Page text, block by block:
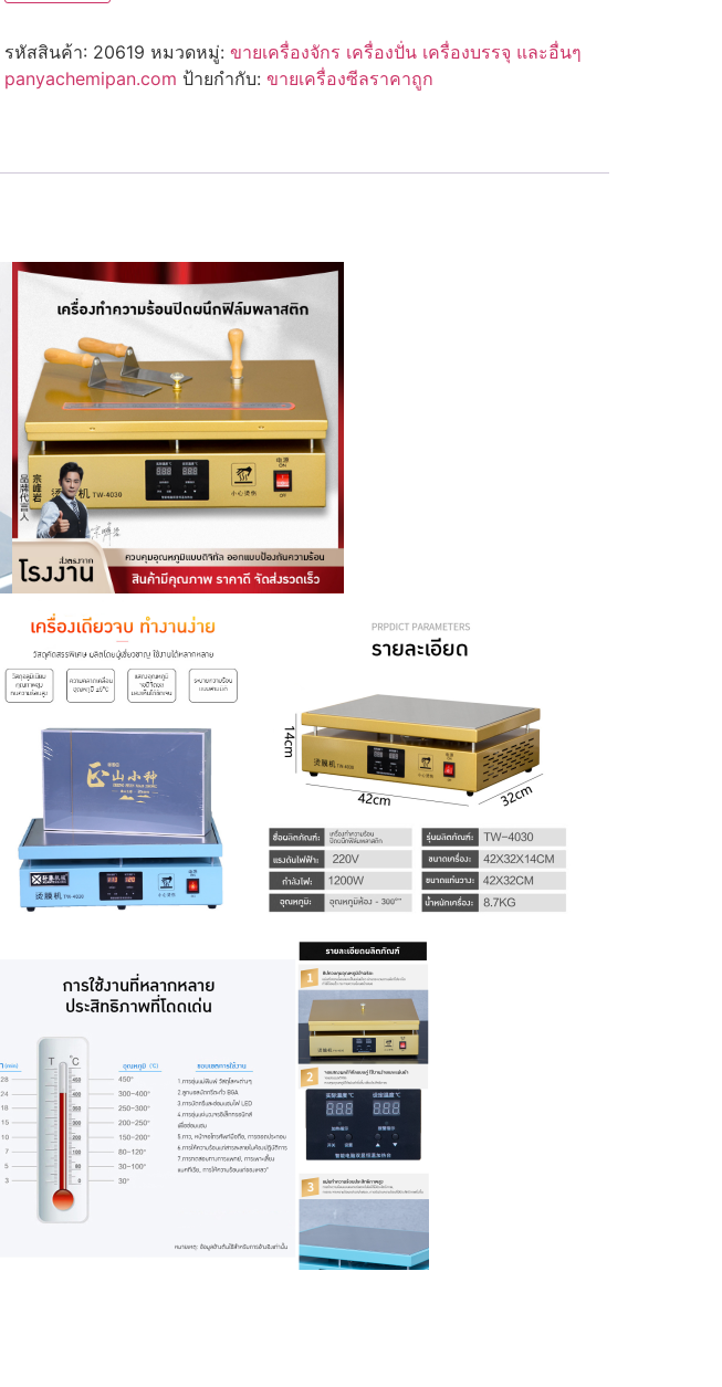
รหัสสินค้า: 20619 หมวดหมู่: ขายเครื่องจักร เครื่องปั่น เครื่องบรรจุ และอื่นๆ
panyachemipan.com ป้ายกำกับ: ขายเครื่องซีลราคาถูก